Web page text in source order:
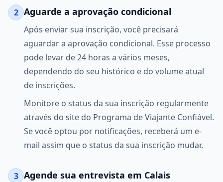
2 Aguarde a aprovação condicional
Após enviar sua inscrição, você precisará
aguardar a aprovação condicional. Esse processo
pode levar de 24 horas a vários meses,
dependendo do seu histórico e do volume atual
de inscrições.
Monitore o status da sua inscrição regularmente
através do site do Programa de Viajante Confiável.
Se você optou por notificações, receberá um e-
mail assim que o status da sua inscrição mudar.
3 Agende sua entrevista em Calais